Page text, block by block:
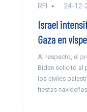
RFI 24-12-
Israel
Gaza en
Al respecto, el
Biden solicitó al
los civiles
fiestas